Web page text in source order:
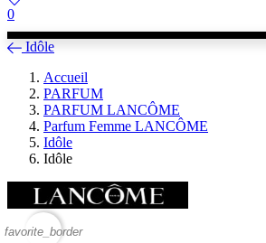
0
Idôle
Accueil
PARFUM
PARFUM LANCÔME
Parfum Femme LANCÔME
Idôle
Idôle
favorite_border